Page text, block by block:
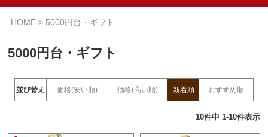
HOME 5000円台・ギフト
5000円台・ギフト
並び替え 価格(安い順) 価格(高い順) 新着順 おすすめ順
10件中 1-10件表示